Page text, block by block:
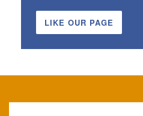
LIKE OUR PAGE